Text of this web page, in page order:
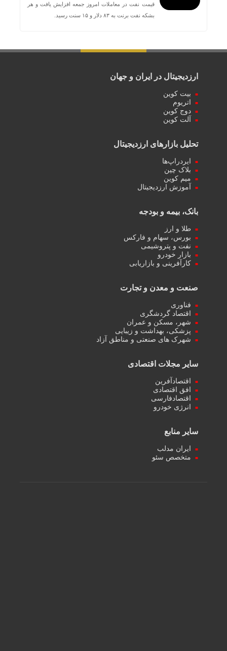
قیمت نفت در معاملات امروز جمعه افزایش یافت و هر
بشکه نفت برنت به ۸۳ دلار و ۱۵ سنت رسید.
ارزدیجیتال در ایران و جهان
بیت کوین
اتریوم
دوج کوین
آلت کوین
تحلیل بازارهای ارزدیجیتال
ایردراپ‌ها
بلاک چین
میم کوین‌
آموزش ارزدیجیتال
بانک، بیمه و بودجه
طلا و ارز
بورس، سهام و فارکس
نفت و پتروشیمی
بازار خودرو
کارآفرینی و بازاریابی
صنعت و معدن و تجارت
فناوری
اقتصاد گردشگری
شهر، مسکن و عمران
پزشکی، بهداشت و زیبایی
شهرک های صنعتی و مناطق آزاد
سایر مجلات اقتصادی
اقتصادآفرین
افق اقتصادی
اقتصادفارسی
انرژی خودرو
سایر منابع
ایران مدلب
متخصص سئو